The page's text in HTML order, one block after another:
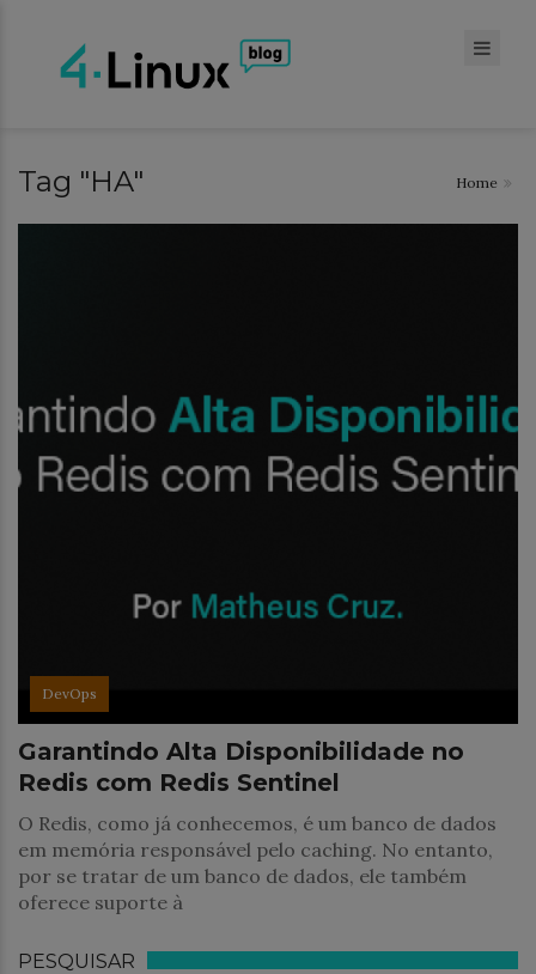
Tag "HA" Home
DevOps
Garantindo Alta Disponibilidade no
Redis com Redis Sentinel
O Redis, como já conhecemos, é um banco de dados
em memória responsável pelo caching. No entanto,
por se tratar de um banco de dados, ele também
oferece suporte à
PESQUISAR